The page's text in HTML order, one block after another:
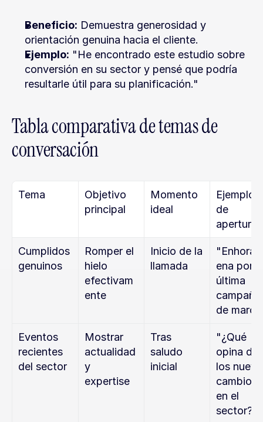
Beneficio: Demuestra generosidad y
orientación genuina hacia el cliente.
Ejemplo: "He encontrado este estudio sobre
conversión en su sector y pensé que podría
resultarle útil para su planificación."
Tabla comparativa de temas de
conversación
Tema
Objetivo
principal
Momento
ideal
Ejemplo
de
apertura
Cumplidos
genuinos
Romper el
hielo
efectivam
ente
Inicio de la
llamada
ena por
última
campaña
de
Eventos
recientes
del sector
Mostrar
actualidad
y
expertise
Tras
saludo
inicial
"¿Qué
opina de
los
cambios
en el
sector?"